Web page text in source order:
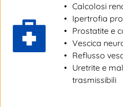
Calcolosi
Ipertrofia
Prostatite e
Vescica
Reflusso
Uretrite e
trasmissibili